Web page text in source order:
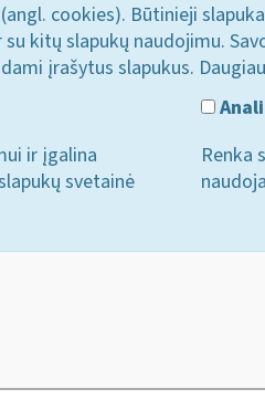
(angl. cookies). Būtinieji
kitų slapukų naudojimu.
įrašytus slapukus.
ir įgalina
svetainė
Renka